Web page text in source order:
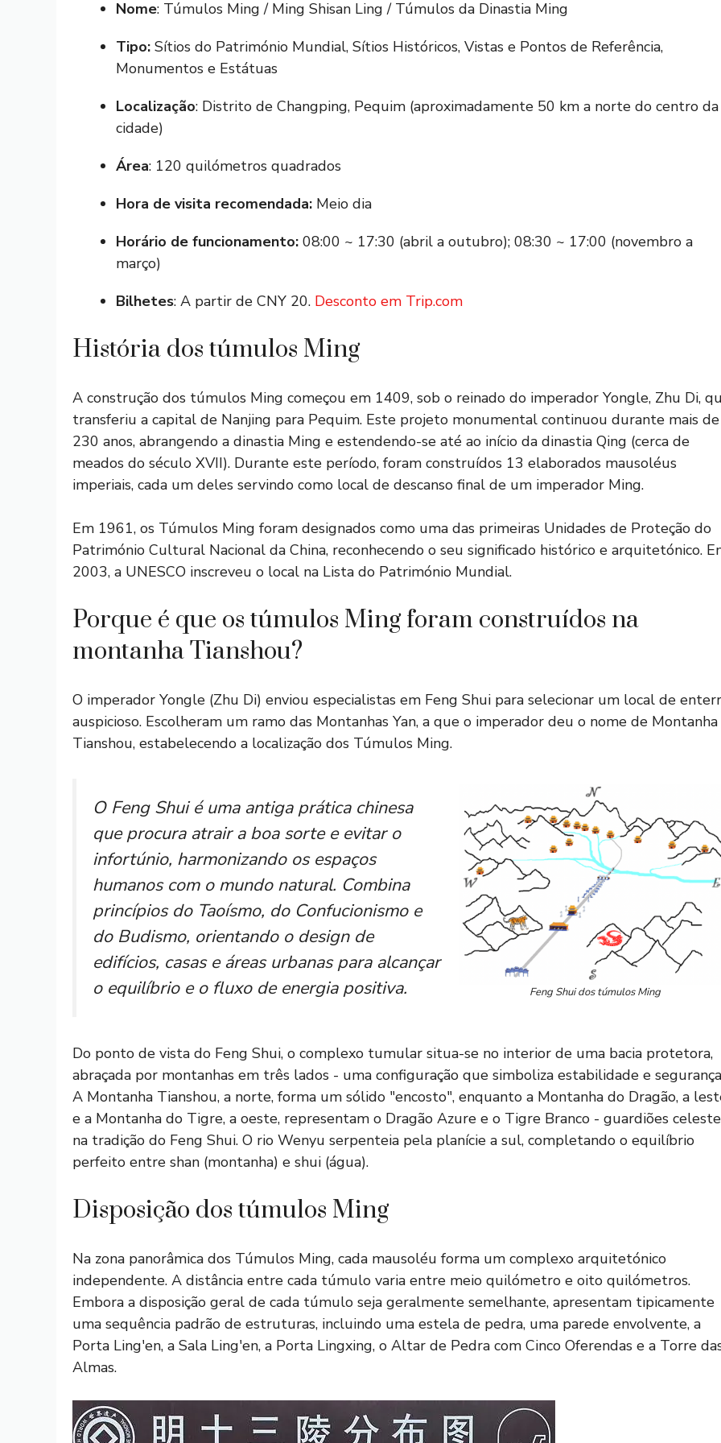
Nome: Túmulos Ming / Ming Shisan Ling / Túmulos da Dinastia Ming
Tipo:Sítios do Património Mundial, Sítios Históricos, Vistas e Pontos de Referência,
Monumentos e Estátuas
Localização: Distrito de Changping, Pequim (aproximadamente 50 km a norte do centro da
cidade)
Área: 120 quilómetros quadrados
Hora de visita recomendada:Meio dia
Horário de funcionamento:08:00 ~ 17:30 (abril a outubro); 08:30 ~ 17:00 (novembro a
março)
Bilhetes: A partir de CNY 20. Desconto em Trip.com
História dos túmulos Ming
A construção dos túmulos Ming começou em 1409, sob o reinado do imperador Yongle, Zhu Di,
transferiu a capital de Nanjing para Pequim. Este projeto monumental continuou durante mais de
230 anos, abrangendo a dinastia Ming e estendendo-se até ao início da dinastia Qing (cerca de
meados do século XVII). Durante este período, foram construídos 13 elaborados mausoléus
imperiais, cada um deles servindo como local de descanso final de um imperador Ming.
Em 1961, os Túmulos Ming foram designados como uma das primeiras Unidades de Proteção do
Património Cultural Nacional da China, reconhecendo o seu significado histórico e arquitetónico.
2003, a UNESCO inscreveu o local na Lista do Património Mundial.
Porque é que os túmulos Ming foram construídos na
montanha Tianshou?
O imperador Yongle (Zhu Di) enviou especialistas em Feng Shui para selecionar um local de
auspicioso. Escolheram um ramo das Montanhas Yan, a que o imperador deu o nome de Montanha
Tianshou, estabelecendo a localização dos Túmulos Ming.
Feng Shui dos túmulos Ming
O Feng Shui é uma antiga prática chinesa
que procura atrair a boa sorte e evitar o
infortúnio, harmonizando os espaços
humanos com o mundo natural. Combina
princípios do Taoísmo, do Confucionismo e
do Budismo, orientando o design de
edifícios, casas e áreas urbanas para alcançar
o equilíbrio e o fluxo de energia positiva.
Do ponto de vista do Feng Shui, o complexo tumular situa-se no interior de uma bacia protetora,
abraçada por montanhas em três lados - uma configuração que simboliza estabilidade e
A Montanha Tianshou, a norte, forma um sólido "encosto", enquanto a Montanha do Dragão, a
e a Montanha do Tigre, a oeste, representam o Dragão Azure e o Tigre Branco - guardiões
na tradição do Feng Shui. O rio Wenyu serpenteia pela planície a sul, completando o equilíbrio
perfeito entre shan (montanha) e shui (água).
Disposição dos túmulos Ming
Na zona panorâmica dos Túmulos Ming, cada mausoléu forma um complexo arquitetónico
independente. A distância entre cada túmulo varia entre meio quilómetro e oito quilómetros.
Embora a disposição geral de cada túmulo seja geralmente semelhante, apresentam tipicamente
uma sequência padrão de estruturas, incluindo uma estela de pedra, uma parede envolvente, a
Porta Ling'en, a Sala Ling'en, a Porta Lingxing, o Altar de Pedra com Cinco Oferendas e a Torre
Almas.